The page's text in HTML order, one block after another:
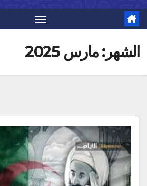
الشهر:مارس 2025